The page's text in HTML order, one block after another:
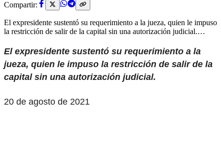
Compartir:
El expresidente sustentó su requerimiento a la jueza, quien le impuso
la restricción de salir de la capital sin una autorización judicial.…
El expresidente sustentó su requerimiento a la
jueza, quien le impuso la restricción de salir de la
capital sin una autorización judicial.
20 de agosto de 2021